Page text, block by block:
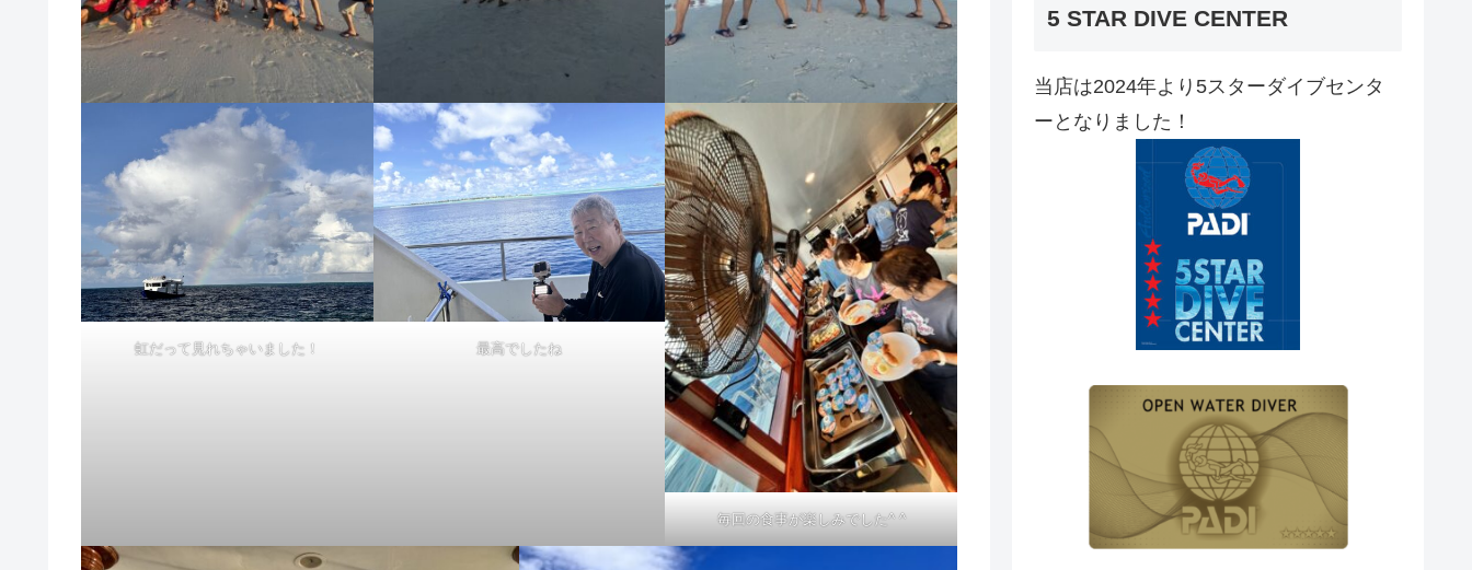
虹だって見れちゃいました！ 最高でしたね
毎回の食事が楽しみでした^ ^
5 STAR DIVE CENTER
当店は2024年より5スターダイブセンタ
ーとなりました！